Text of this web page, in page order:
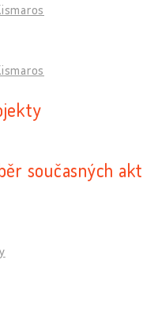
současných